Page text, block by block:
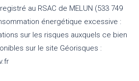
au RSAC de MELUN (533 749
énergétique excessive :
sur les risques auxquels ce bien
sur le site Géorisques :